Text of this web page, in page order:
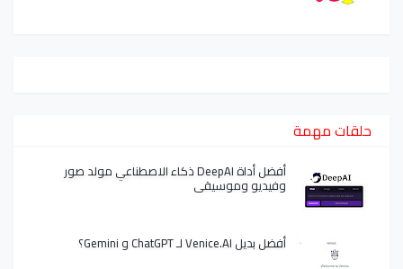
حلقات مهمة
أفضل أداة DeepAI ذكاء الاصطناعي مولد صور
وفيديو وموسيقى
أفضل بديل Venice.AI لـ ChatGPT و Gemini؟